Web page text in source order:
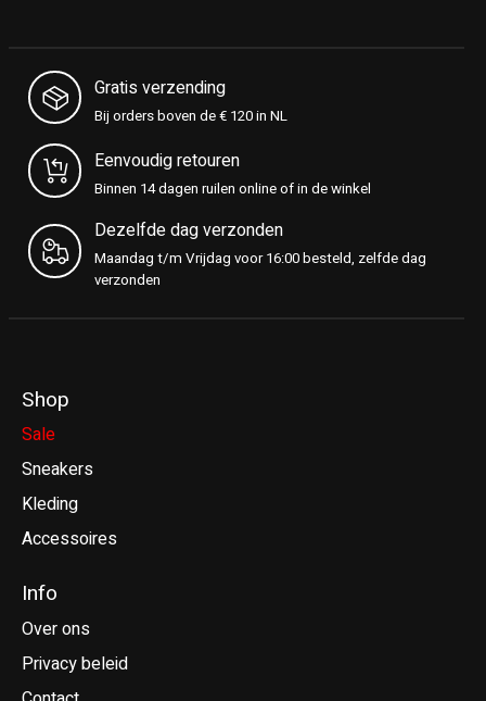
Gratis verzending
Bij orders boven de € 120 in NL
Eenvoudig retouren
Binnen 14 dagen ruilen online of in de winkel
Dezelfde dag verzonden
Maandag t/m Vrijdag voor 16:00 besteld, zelfde dag
verzonden
Shop
Sale
Sneakers
Kleding
Accessoires
Info
Over ons
Privacy beleid